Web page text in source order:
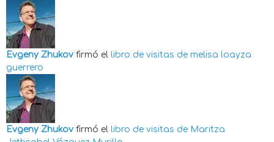
Evgeny Zhukov firmó el libro de visitas de melisa loayza
guerrero
Evgeny Zhukov firmó el libro de visitas de Maritza